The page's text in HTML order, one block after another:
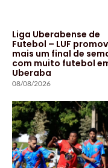
Liga Uberabense de
Futebol – LUF
mais um final de
com muito futebol
Uberaba
08/08/2026